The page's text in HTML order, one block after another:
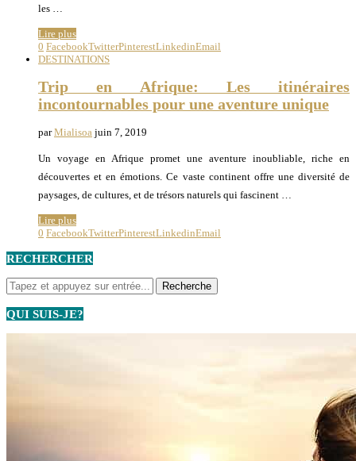
les …
Lire plus
0 FacebookTwitterPinterestLinkedinEmail
DESTINATIONS
Trip en Afrique: Les itinéraires
incontournables pour une aventure unique
parMialisoa juin 7, 2019
Un voyage en Afrique promet une aventure inoubliable, riche en
découvertes et en émotions. Ce vaste continent offre une diversité de
paysages, de cultures, et de trésors naturels qui fascinent …
Lire plus
0 FacebookTwitterPinterestLinkedinEmail
RECHERCHER
QUI SUIS-JE?